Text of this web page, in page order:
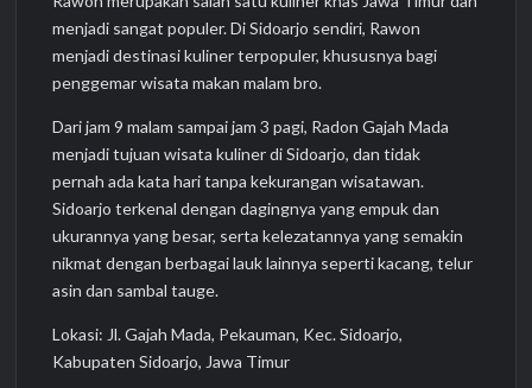
menjadi sangat populer. Di Sidoarjo sendiri, Rawon
menjadi destinasi kuliner terpopuler, khususnya bagi
penggemar wisata makan malam bro.
Dari jam 9 malam sampai jam 3 pagi, Radon Gajah Mada
menjadi tujuan wisata kuliner di Sidoarjo, dan tidak
pernah ada kata hari tanpa kekurangan wisatawan.
Sidoarjo terkenal dengan dagingnya yang empuk dan
ukurannya yang besar, serta kelezatannya yang semakin
nikmat dengan berbagai lauk lainnya seperti kacang, telur
asin dan sambal tauge.
Lokasi: Jl. Gajah Mada, Pekauman, Kec. Sidoarjo,
Kabupaten Sidoarjo, Jawa Timur